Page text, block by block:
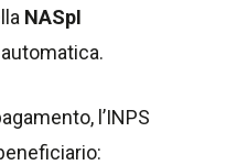
NASpI
l’INPS